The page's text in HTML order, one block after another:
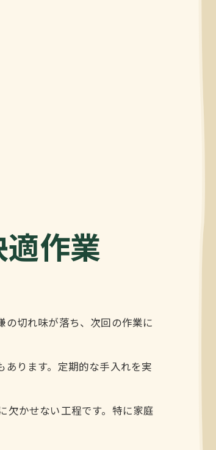
作業
切れ味が落ち、次回の作業に
ります。定期的な手入れを実
欠かせない工程です。特に家庭